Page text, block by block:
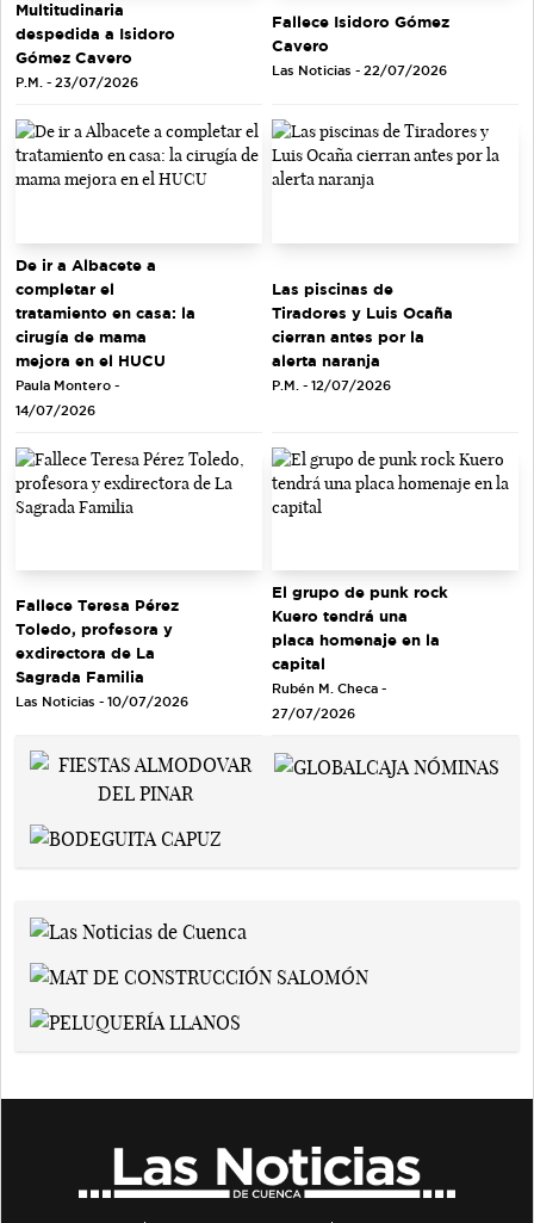
Multitudinaria
despedida a Isidoro
Gómez Cavero
P.M. - 23/07/2026
Fallece Isidoro Gómez
Cavero
Las Noticias - 22/07/2026
De ir a Albacete a
completar el
tratamiento en casa: la
cirugía de mama
mejora en el HUCU
Paula Montero -
14/07/2026
Las piscinas de
Tiradores y Luis Ocaña
cierran antes por la
alerta naranja
P.M. - 12/07/2026
Fallece Teresa Pérez
Toledo, profesora y
exdirectora de La
Sagrada Familia
Las Noticias - 10/07/2026
El grupo de punk rock
Kuero tendrá una
placa homenaje en la
capital
Rubén M. Checa -
27/07/2026